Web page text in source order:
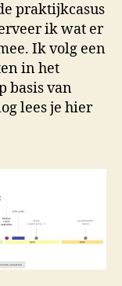
praktijkcasus
ik wat er
Ik volg een
in het
basis van
lees je hier